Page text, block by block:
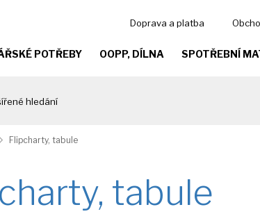
Doprava a platba
POTŘEBY OOPP, DÍLNA SPOTŘEBNÍ
hledání
Flipcharty, tabule
tabule